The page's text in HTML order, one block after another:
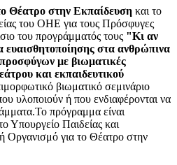
Θέατρο στην Εκπαίδευση και το
του ΟΗΕ για τους Πρόσφυγες
του προγράμματός τους "Κι αν
στα ανθρώπινα
με βιωματικές
και εκπαιδευτικού
βιωματικό σεμινάριο
υλοποιούν ή που ενδιαφέρονται να
πρόγραμμα είναι
Υπουργείο Παιδείας και
Οργανισμό για το Θέατρο στην